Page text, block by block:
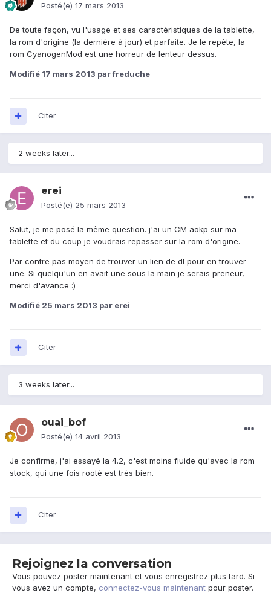
Posté(e) 17 mars 2013
De toute façon, vu l'usage et ses caractéristiques de la tablette,
la rom d'origine (la dernière à jour) et parfaite. Je le repète, la
rom CyanogenMod est une horreur de lenteur dessus.
Modifié 17 mars 2013 par freduche
Citer
2 weeks later...
erei
Posté(e) 25 mars 2013
Salut, je me posé la même question. j'ai un CM aokp sur ma
tablette et du coup je voudrais repasser sur la rom d'origine.
Par contre pas moyen de trouver un lien de dl pour en trouver
une. Si quelqu'un en avait une sous la main je serais preneur,
merci d'avance :)
Modifié 25 mars 2013 par erei
Citer
3 weeks later...
ouai_bof
Posté(e) 14 avril 2013
Je confirme, j'ai essayé la 4.2, c'est moins fluide qu'avec la rom
stock, qui une fois rooté est très bien.
Citer
Rejoignez la conversation
Vous pouvez poster maintenant et vous enregistrez plus tard. Si
vous avez un compte, connectez-vous maintenant pour poster.